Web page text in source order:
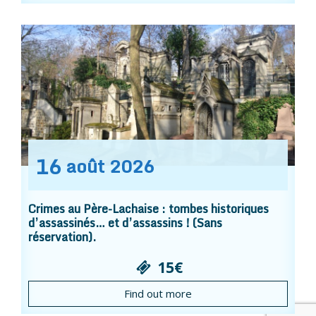
16 août 2026
Crimes au Père-Lachaise : tombes historiques
d’assassinés… et d’assassins ! (Sans
réservation).
15€
Find out more